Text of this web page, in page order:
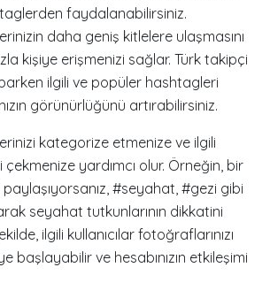
faydalanabilirsiniz.
daha geniş kitlelere ulaşmasını
kişiye erişmenizi sağlar. Türk takipçi
ilgili ve popüler hashtagleri
görünürlüğünü artırabilirsiniz.
kategorize etmenize ve ilgili
çekmenize yardımcı olur. Örneğin, bir
#seyahat, #gezi gibi
seyahat tutkunlarının dikkatini
ilgili kullanıcılar fotoğraflarınızı
başlayabilir ve hesabınızın etkileşimi